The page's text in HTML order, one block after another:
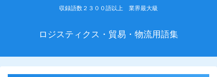
収録語数２３００語以上 業界最大級
ロジスティクス・貿易・物流用語集